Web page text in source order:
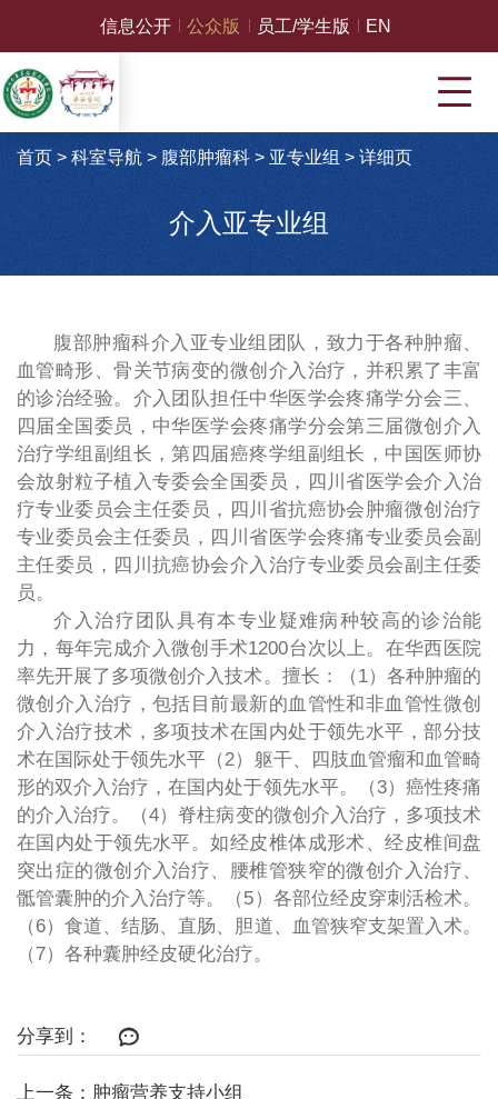
信息公开 公众版 员工/学生版 EN
首页 > 科室导航> 腹部肿瘤科> 亚专业组 > 详细页
介入亚专业组
腹部肿瘤科介入亚专业组团队，致力于各种肿瘤、
血管畸形、骨关节病变的微创介入治疗，并积累了丰富
的诊治经验。介入团队担任中华医学会疼痛学分会三、
四届全国委员，中华医学会疼痛学分会第三届微创介入
治疗学组副组长，第四届癌疼学组副组长，中国医师协
会放射粒子植入专委会全国委员，四川省医学会介入治
疗专业委员会主任委员，四川省抗癌协会肿瘤微创治疗
专业委员会主任委员，四川省医学会疼痛专业委员会副
主任委员，四川抗癌协会介入治疗专业委员会副主任委
员。
介入治疗团队具有本专业疑难病种较高的诊治能
力，每年完成介入微创手术1200台次以上。在华西医院
率先开展了多项微创介入技术。擅长：（1）各种肿瘤的
微创介入治疗，包括目前最新的血管性和非血管性微创
介入治疗技术，多项技术在国内处于领先水平，部分技
术在国际处于领先水平（2）躯干、四肢血管瘤和血管畸
形的双介入治疗，在国内处于领先水平。（3）癌性疼痛
的介入治疗。（4）脊柱病变的微创介入治疗，多项技术
在国内处于领先水平。如经皮椎体成形术、经皮椎间盘
突出症的微创介入治疗、腰椎管狭窄的微创介入治疗、
骶管囊肿的介入治疗等。（5）各部位经皮穿刺活检术。
（6）食道、结肠、直肠、胆道、血管狭窄支架置入术。
（7）各种囊肿经皮硬化治疗。
分享到：
上一条：肿瘤营养支持小组